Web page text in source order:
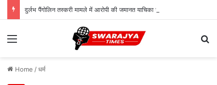
दुर्लभ पैंगोलिन तस्करी मामले में आरोपी की जमानत याचिका खारिज
Menu
Home /धर्म